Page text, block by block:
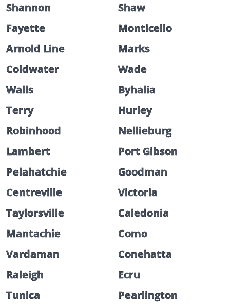
Shannon
Shaw
Fayette
Monticello
Arnold Line
Marks
Coldwater
Wade
Walls
Byhalia
Terry
Hurley
Robinhood
Nellieburg
Lambert
Port Gibson
Pelahatchie
Goodman
Centreville
Victoria
Taylorsville
Caledonia
Mantachie
Como
Vardaman
Conehatta
Raleigh
Ecru
Tunica
Pearlington